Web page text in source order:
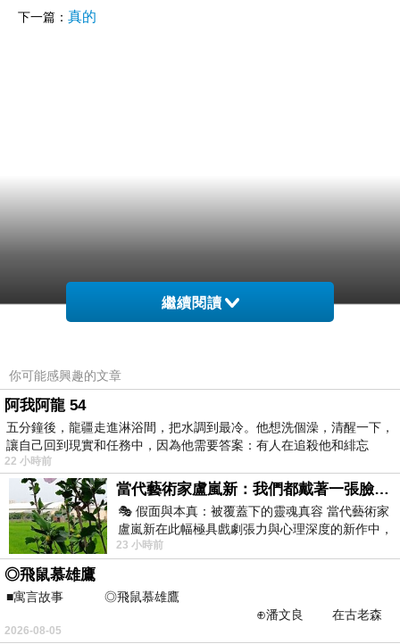
下一篇： 真的
繼續閱讀
你可能感興趣的文章
阿我阿龍 54
五分鐘後，龍疆走進淋浴間，把水調到最冷。他想洗個澡，清醒一下，
讓自己回到現實和任務中，因為他需要答案：有人在追殺他和緋忘
22 小時前
當代藝術家盧嵐新：我們都戴著一張臉，可真正的自己，總藏在那些被塗抹、被覆蓋的痕跡裡
🎭 假面與本真：被覆蓋下的靈魂真容 當代藝術家
盧嵐新在此幅極具戲劇張力與心理深度的新作中，
運用質感豐富的紙材肌理、墨痕與大膽的
23 小時前
◎飛鼠慕雄鷹
■寓言故事 ◎飛鼠慕雄鷹
⊕潘文良 在古老森
林的底層，住著一隻小飛鼠
2026-08-05